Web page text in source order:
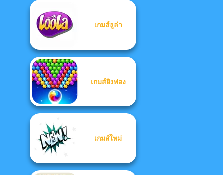
เกมส์ลูล่า
เกมส์ยิงฟอง
เกมส์ใหม่